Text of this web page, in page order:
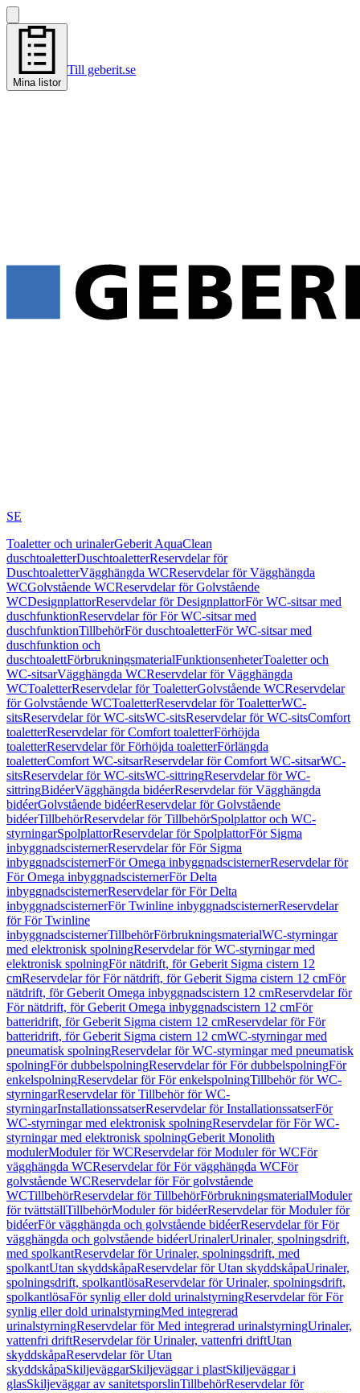
Mina listor
Till geberit.se
SE
Toaletter och urinalerGeberit AquaClean
duschtoaletterDuschtoaletterReservdelar för
DuschtoaletterVägghängda WCReservdelar för Vägghängda
WCGolvstående WCReservdelar för Golvstående
WCDesignplattorReservdelar för DesignplattorFör WC-sitsar med
duschfunktionReservdelar för För WC-sitsar med
duschfunktionTillbehörFör duschtoaletterFör WC-sitsar med
duschfunktion och
duschtoalettFörbrukningsmaterialFunktionsenheterToaletter och
WC-sitsarVägghängda WCReservdelar för Vägghängda
WCToaletterReservdelar för ToaletterGolvstående WCReservdelar
för Golvstående WCToaletterReservdelar för ToaletterWC-
sitsReservdelar för WC-sitsWC-sitsReservdelar för WC-sitsComfort
toaletterReservdelar för Comfort toaletterFörhöjda
toaletterReservdelar för Förhöjda toaletterFörlängda
toaletterComfort WC-sitsarReservdelar för Comfort WC-sitsarWC-
sitsReservdelar för WC-sitsWC-sittringReservdelar för WC-
sittringBidéerVägghängda bidéerReservdelar för Vägghängda
bidéerGolvstående bidéerReservdelar för Golvstående
bidéerTillbehörReservdelar för TillbehörSpolplattor och WC-
styrningarSpolplattorReservdelar för SpolplattorFör Sigma
inbyggnadscisternerReservdelar för För Sigma
inbyggnadscisternerFör Omega inbyggnadscisternerReservdelar för
För Omega inbyggnadscisternerFör Delta
inbyggnadscisternerReservdelar för För Delta
inbyggnadscisternerFör Twinline inbyggnadscisternerReservdelar
för För Twinline
inbyggnadscisternerTillbehörFörbrukningsmaterialWC-styrningar
med elektronisk spolningReservdelar för WC-styrningar med
elektronisk spolningFör nätdrift, för Geberit Sigma cistern 12
cmReservdelar för För nätdrift, för Geberit Sigma cistern 12 cmFör
nätdrift, för Geberit Omega inbyggnadscistern 12 cmReservdelar för
För nätdrift, för Geberit Omega inbyggnadscistern 12 cmFör
batteridrift, för Geberit Sigma cistern 12 cmReservdelar för För
batteridrift, för Geberit Sigma cistern 12 cmWC-styrningar med
pneumatisk spolningReservdelar för WC-styrningar med pneumatisk
spolningFör dubbelspolningReservdelar för För dubbelspolningFör
enkelspolningReservdelar för För enkelspolningTillbehör för WC-
styrningarReservdelar för Tillbehör för WC-
styrningarInstallationssatserReservdelar för InstallationssatserFör
WC-styrningar med elektronisk spolningReservdelar för För WC-
styrningar med elektronisk spolningGeberit Monolith
modulerModuler för WCReservdelar för Moduler för WCFör
vägghängda WCReservdelar för För vägghängda WCFör
golvstående WCReservdelar för För golvstående
WCTillbehörReservdelar för TillbehörFörbrukningsmaterialModuler
för tvättställTillbehörModuler för bidéerReservdelar för Moduler för
bidéerFör vägghängda och golvstående bidéerReservdelar för För
vägghängda och golvstående bidéerUrinalerUrinaler, spolningsdrift,
med spolkantReservdelar för Urinaler, spolningsdrift, med
spolkantUtan skyddskåpaReservdelar för Utan skyddskåpaUrinaler,
spolningsdrift, spolkantlösaReservdelar för Urinaler, spolningsdrift,
spolkantlösaFör synlig eller dold urinalstyrningReservdelar för För
synlig eller dold urinalstyrningMed integrerad
urinalstyrningReservdelar för Med integrerad urinalstyrningUrinaler,
vattenfri driftReservdelar för Urinaler, vattenfri driftUtan
skyddskåpaReservdelar för Utan
skyddskåpaSkiljeväggarSkiljeväggar i plastSkiljeväggar i
glasSkiljeväggar av sanitetsporslinTillbehörReservdelar för